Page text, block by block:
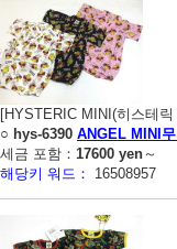
[HYSTERIC MINI(히스테
○ hys-6390 ANGEL MINI
세금 포함： 17600 yen～
해당키 워드：
16508957